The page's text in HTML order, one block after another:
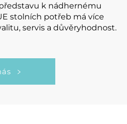
k nádhernému
stolních potřeb má více
servis a důvěryhodnost.